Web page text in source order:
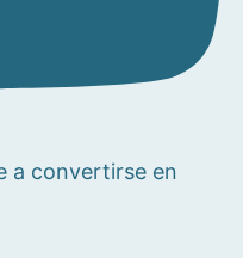
a convertirse en